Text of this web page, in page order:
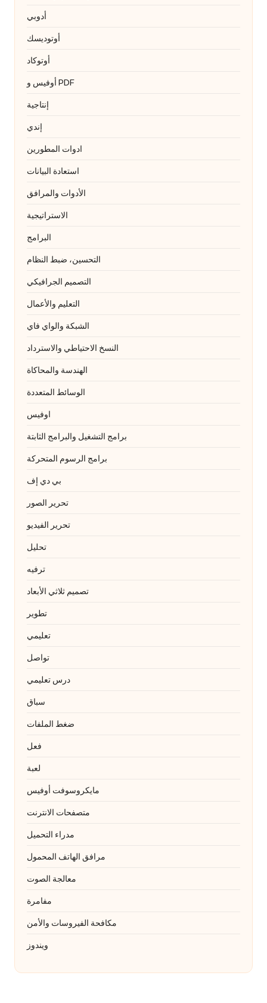
أدوبي
أوتوديسك
أوتوكاد
أوفيس و PDF
إنتاجية
إندي
ادوات المطورين
استعادة البيانات
الأدوات والمرافق
الاستراتيجية
البرامج
التحسين، ضبط النظام
التصميم الجرافيكي
التعليم والأعمال
الشبكة والواي فاي
النسخ الاحتياطي والاسترداد
الهندسة والمحاكاة
الوسائط المتعددة
اوفيس
برامج التشغيل والبرامج الثابتة
برامج الرسوم المتحركة
بي دي إف
تحرير الصور
تحرير الفيديو
تحليل
ترفيه
تصميم ثلاثي الأبعاد
تطوير
تعليمي
تواصل
درس تعليمي
سباق
ضغط الملفات
فعل
لعبة
مايكروسوفت أوفيس
متصفحات الانترنت
مدراء التحميل
مرافق الهاتف المحمول
معالجة الصوت
مفامرة
مكافحة الفيروسات والأمن
ويندوز